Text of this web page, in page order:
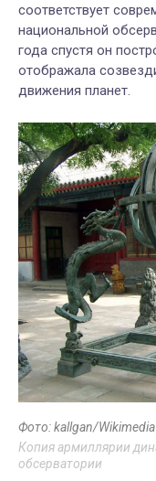
соответствует
национальной
года спустя он
отображала
движения планет.
Фото: kallgan/
Копия армиллярии
обсерватории